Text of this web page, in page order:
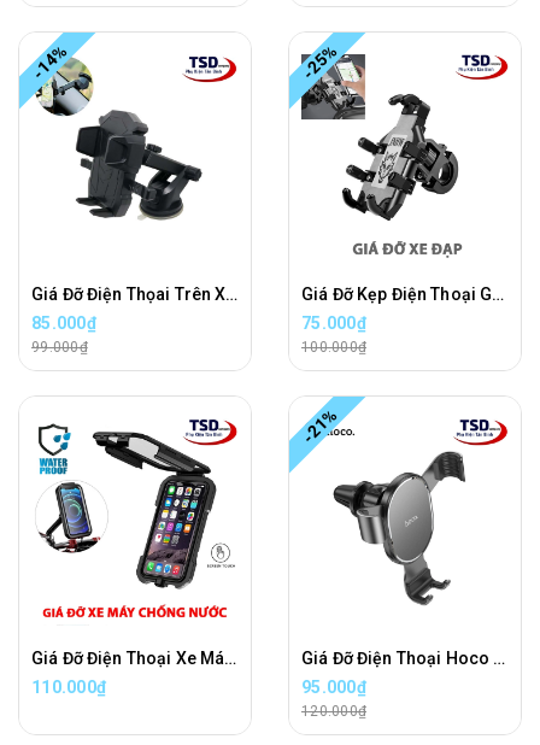
-14%
Giá Đỡ Điện Thọai Trên Xe Hơi Cao Cấp - Mobile Holder For Car
85.000₫
99.000₫
-25%
Giá Đỡ Kẹp Điện Thoại Gắn Vào Xe Đạp & Moto
75.000₫
100.000₫
Giá Đỡ Điện Thoại Xe Máy Chống Nước, Chống Bụi, Bảo Vệ Điện Thoại
110.000₫
-21%
Giá Đỡ Điện Thoại Hoco CA56 Plus Chính Hãng Gắn Cửa Điều Hòa
95.000₫
120.000₫